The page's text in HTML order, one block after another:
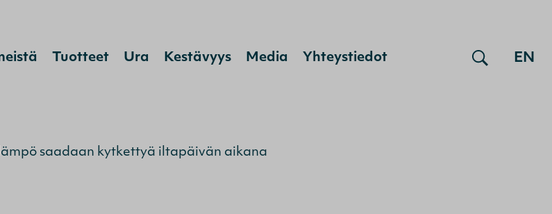
Tuotteet Ura Kestävyys Media Yhteystiedot EN
saadaan kytkettyä iltapäivän aikana